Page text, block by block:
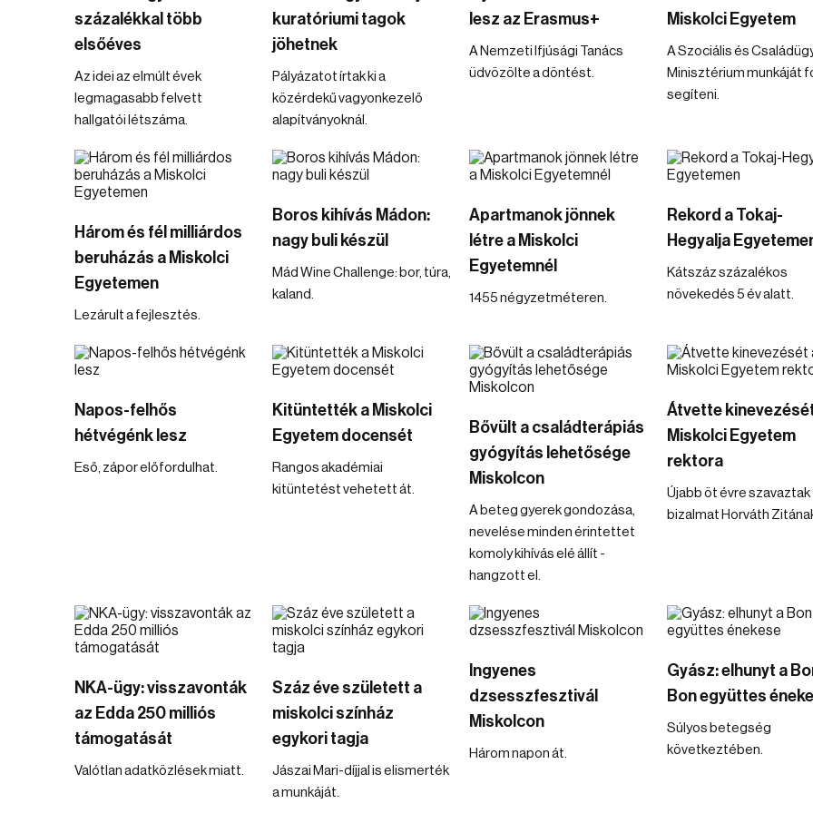
százalékkal több
elsőéves
Az idei az elmúlt évek
legmagasabb felvett
hallgatói létszáma.
kuratóriumi tagok
jöhetnek
Pályázatot írtak ki a
közérdekű vagyonkezelő
alapítványoknál.
lesz az Erasmus+
A Nemzeti Ifjúsági Tanács
üdvözölte a döntést.
Miskolci Egyetem
A Szociális és
Minisztérium munkáját
segíteni.
Három és fél milliárdos
beruházás a Miskolci
Egyetemen
Lezárult a fejlesztés.
Boros kihívás Mádon:
nagy buli készül
Mád Wine Challenge: bor, túra,
kaland.
Apartmanok jönnek
létre a Miskolci
Egyetemnél
1455 négyzetméteren.
Rekord a Tokaj-
Hegyalja
Kátszáz százalékos
növekedés 5 év alatt.
Napos-felhős
hétvégénk lesz
Eső, zápor előfordulhat.
Kitüntették a Miskolci
Egyetem docensét
Rangos akadémiai
kitüntetést vehetett át.
Bővült a családterápiás
gyógyítás lehetősége
Miskolcon
A beteg gyerek gondozása,
nevelése minden érintettet
komoly kihívás elé állít -
hangzott el.
Átvette
Miskolci Egyetem
rektora
Újabb öt évre szavaztak
bizalmat Horváth
NKA-ügy: visszavonták
az Edda 250 milliós
támogatását
Valótlan adatközlések miatt.
Száz éve született a
miskolci színház
egykori tagja
Jászai Mari-díjjal is elismerték
a munkáját.
Ingyenes
dzsesszfesztivál
Miskolcon
Három napon át.
Gyász: elhunyt a
Bon együttes
Súlyos betegség
következtében.